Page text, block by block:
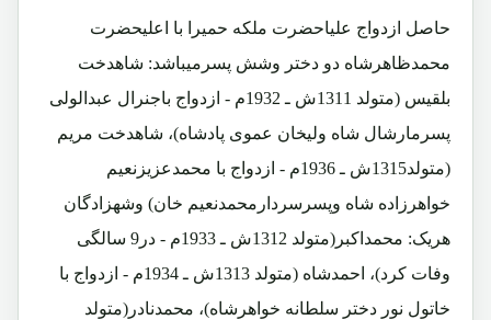
حاصل ازدواج علیاحضرت ملکه حمیرا با اعلیحضرت
محمدظاهرشاه دو دختر وشش پسرمیباشد: شاهدخت
بلقیس (متولد 1311ش ـ 1932م - ازدواج باجنرال عبدالولی
پسرمارشال شاه ولیخان عموی پادشاه)، شاهدخت مریم
(متولد1315ش ـ 1936م - ازدواج با محمدعزیزنعیم
خواهرزاده شاه وپسرسردارمحمدنعیم خان) وشهزادگان
هریک: محمداکبر(متولد 1312ش ـ 1933م - در9 سالگی
وفات کرد)، احمدشاه (متولد 1313ش ـ 1934م - ازدواج با
خاتول نور دختر سلطانه خواهرشاه)، محمدنادر(متولد